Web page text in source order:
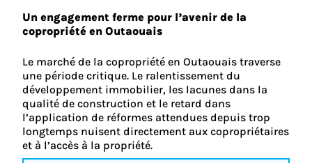
Un engagement ferme pour l’avenir de la
copropriété en Outaouais
Le marché de la copropriété en Outaouais traverse
une période critique. Le ralentissement du
développement immobilier, les lacunes dans la
qualité de construction et le retard dans
l’application de réformes attendues depuis trop
longtemps nuisent directement aux copropriétaires
et à l’accès à la propriété.